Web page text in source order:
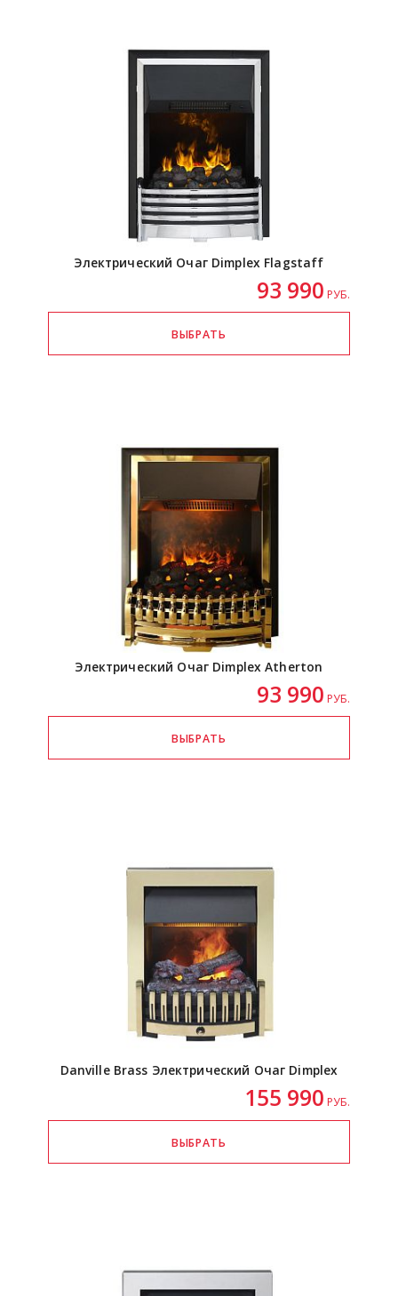
Электрический Очаг Dimplex Flagstaff
93 990 РУБ.
Электрический Очаг Dimplex Atherton
93 990 РУБ.
Danville Brass Электрический Очаг Dimplex
155 990 РУБ.